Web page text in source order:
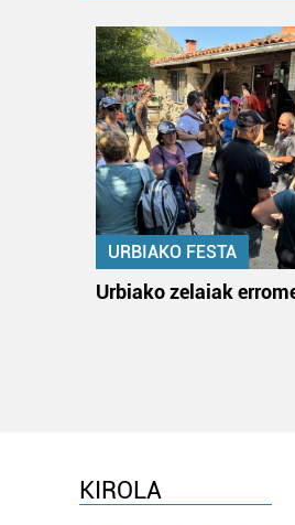
URBIAKO FESTA
Urbiako zelaiak
KIROLA